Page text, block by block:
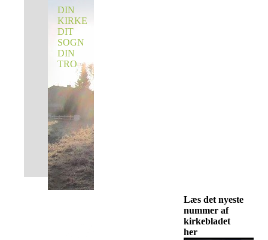
DIN
KIRKE
DIT
SOGN
DIN
TRO
Læs det nyeste
nummer af
kirkebladet
her